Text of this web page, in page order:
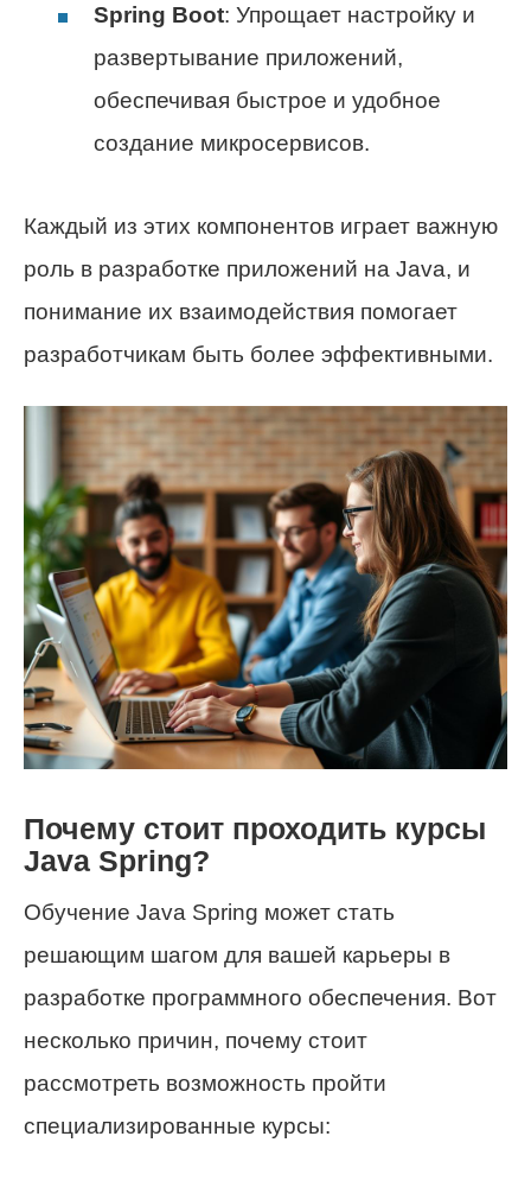
Spring Boot: Упрощает настройку и
развертывание приложений,
обеспечивая быстрое и удобное
создание микросервисов.
Каждый из этих компонентов играет важную
роль в разработке приложений на Java, и
понимание их взаимодействия помогает
разработчикам быть более эффективными.
Почему стоит проходить курсы
Java Spring?
Обучение Java Spring может стать
решающим шагом для вашей карьеры в
разработке программного обеспечения. Вот
несколько причин, почему стоит
рассмотреть возможность пройти
специализированные курсы: